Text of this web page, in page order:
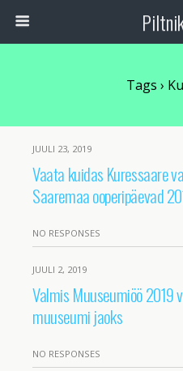
Tags ›
JUULI 23, 2019
Vaata kuidas Kuressaare
Saaremaa ooperipäevad
NO RESPONSES
JUULI 2, 2019
Valmis Muuseumiöö 2019
muuseumi jaoks
NO RESPONSES